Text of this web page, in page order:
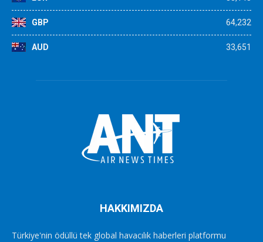
GBP 64,232
AUD 33,651
HAKKIMIZDA
Türkiye'nin ödüllü tek global havacılık haberleri platformu